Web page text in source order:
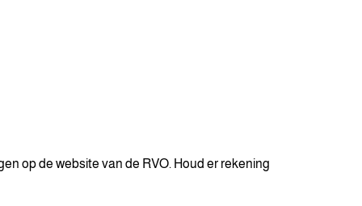
op de website van de RVO. Houd er rekening